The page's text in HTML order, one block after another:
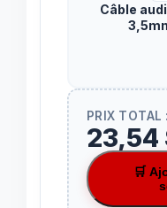
Câble
PRIX TOTAL :
23,54
🛒